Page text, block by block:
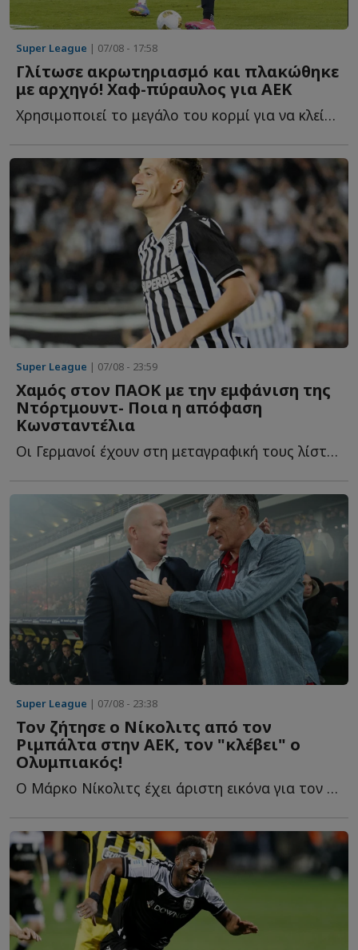
Super League | 07/08 - 17:58
Γλίτωσε ακρωτηριασμό και πλακώθηκε
με αρχηγό! Χαφ-πύραυλος για ΑΕΚ
Χρησιμοποιεί το μεγάλο του κορμί για να κλείσει χώρους, ν...
Super League | 07/08 - 23:59
Χαμός στον ΠΑΟΚ με την εμφάνιση της
Ντόρτμουντ- Ποια η απόφαση
Κωνσταντέλια
Οι Γερμανοί έχουν στη μεταγραφική τους λίστα και τον Γ...
Super League | 07/08 - 23:38
Τον ζήτησε ο Νίκολιτς από τον
Ριμπάλτα στην ΑΕΚ, τον "κλέβει" ο
Ολυμπιακός!
Ο Μάρκο Νίκολιτς έχει άριστη εικόνα για τον παίκτη κ...